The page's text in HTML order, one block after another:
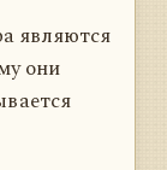
являются
они